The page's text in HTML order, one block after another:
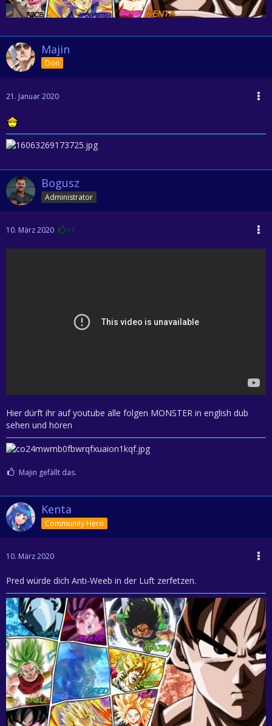
Majin
Don
21. Januar 2020
Bogusz
Administrator
10. März 2020 +1
Hier dürft ihr auf youtube alle folgen MONSTER in english dub
sehen und hören
Majin gefällt das.
Kenta
Community Hero
10. März 2020
Pred würde dich Anti-Weeb in der Luft zerfetzen.